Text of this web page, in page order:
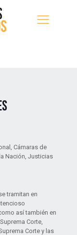
Cámaras de
Nación, Justicias
tramitan en
así también en
Corte,
Corte y las